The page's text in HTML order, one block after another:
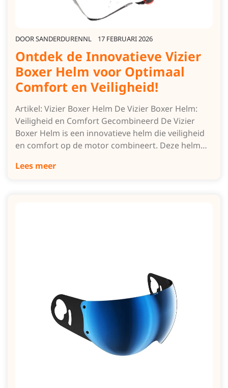
DOORSANDERDURENNL 17 FEBRUARI 2026
Ontdek de Innovatieve Vizier
Boxer Helm voor Optimaal
Comfort en Veiligheid!
Artikel: Vizier Boxer Helm De Vizier Boxer Helm:
Veiligheid en Comfort Gecombineerd De Vizier
Boxer Helm is een innovatieve helm die veiligheid
en comfort op de motor combineert. Deze helm…
Lees meer